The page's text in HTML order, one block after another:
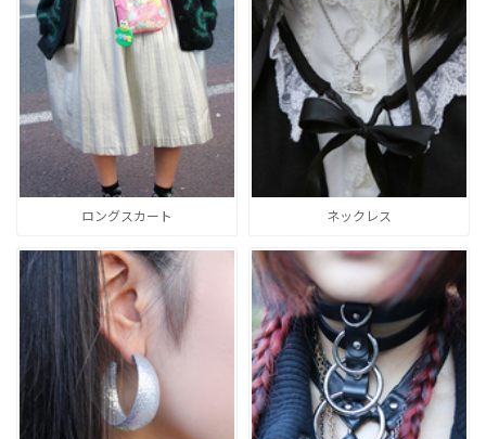
ロングスカート ネックレス